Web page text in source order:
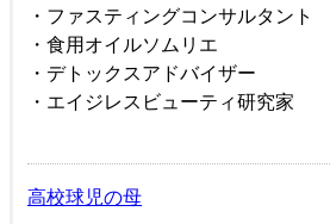
・ファスティングコンサルタント
・食用オイルソムリエ
・デトックスアドバイザー
・エイジレスビューティ研究家
高校球児の母